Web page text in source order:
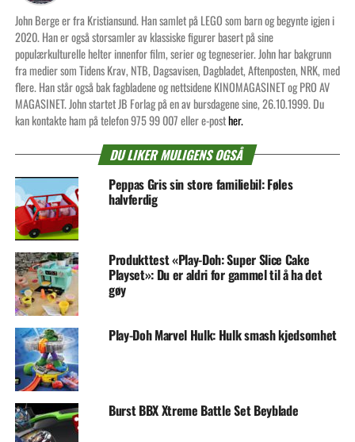
John Berge er fra Kristiansund. Han samlet på LEGO som barn og begynte igjen i
2020. Han er også storsamler av klassiske figurer basert på sine
populærkulturelle helter innenfor film, serier og tegneserier. John har bakgrunn
fra medier som Tidens Krav, NTB, Dagsavisen, Dagbladet, Aftenposten, NRK, med
flere. Han står også bak fagbladene og nettsidene KINOMAGASINET og PRO AV
MAGASINET. John startet JB Forlag på en av bursdagene sine, 26.10.1999. Du
kan kontakte ham på telefon 975 99 007 eller e-posther.
DU LIKER MULIGENS OGSÅ
Peppas Gris sin store familiebil: Føles
halvferdig
Produkttest «Play-Doh: Super Slice Cake
Playset»: Du er aldri for gammel til å ha det
gøy
Play-Doh Marvel Hulk: Hulk smash kjedsomhet
Burst BBX Xtreme Battle Set Beyblade